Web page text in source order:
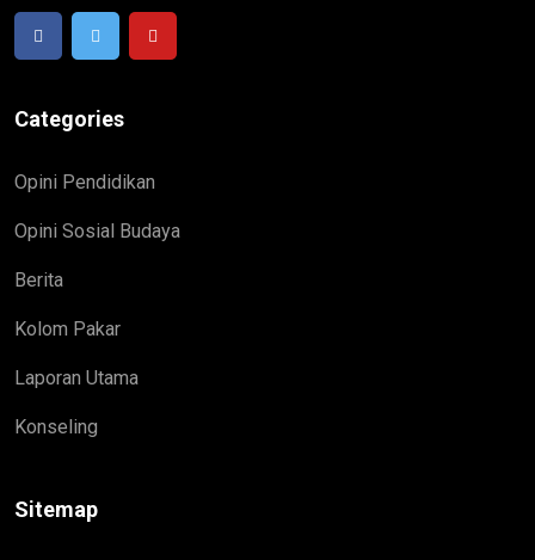
Categories
Opini Pendidikan
Opini Sosial Budaya
Berita
Kolom Pakar
Laporan Utama
Konseling
Sitemap